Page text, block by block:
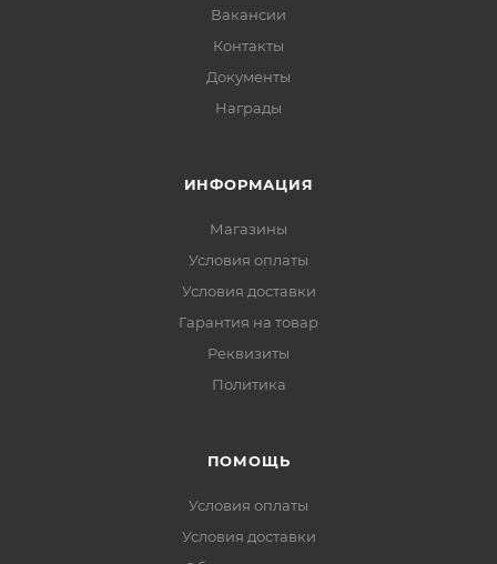
Вакансии
Контакты
Документы
Награды
ИНФОРМАЦИЯ
Магазины
Условия оплаты
Условия доставки
Гарантия на товар
Реквизиты
Политика
ПОМОЩЬ
Условия оплаты
Условия доставки